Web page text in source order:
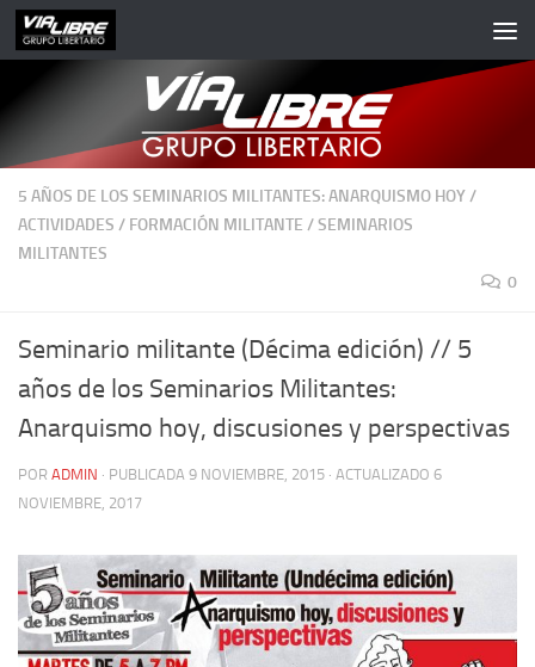
Saltar al contenido
5 AÑOS DE LOS SEMINARIOS MILITANTES: ANARQUISMO HOY/
ACTIVIDADES / FORMACIÓN MILITANTE /SEMINARIOS
MILITANTES
0
Seminario militante (Décima edición) // 5
años de los Seminarios Militantes:
Anarquismo hoy, discusiones y perspectivas
POR ADMIN · PUBLICADA 9 NOVIEMBRE, 2015 · ACTUALIZADO 6
NOVIEMBRE, 2017